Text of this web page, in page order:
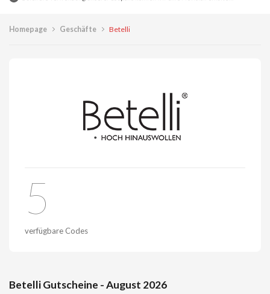
Homepage Geschäfte Betelli
5
verfügbare Codes
Betelli Gutscheine - August 2026